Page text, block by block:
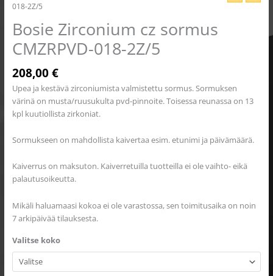
018-2Z/5
Bosie Zirconium cz sormus
CMZRPVD-018-2Z/5
208,00€
Upea ja kestävä zirconiumista valmistettu sormus. Sormuksen
värinä on musta/ruusukulta pvd-pinnoite. Toisessa reunassa on 13
kpl kuutiollista zirkoniat.
Sormukseen on mahdollista kaivertaa esim. etunimi ja päivämäärä.
Kaiverrus on maksuton. Kaiverretuilla tuotteilla ei ole vaihto- eikä
palautusoikeutta.
Mikäli haluamaasi kokoa ei ole varastossa, sen toimitusaika on noin
7 arkipäivää tilauksesta.
Valitse koko